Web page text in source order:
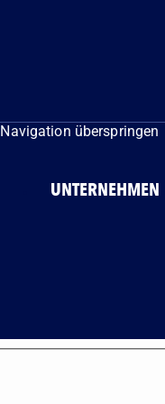
Navigation überspringen
UNTERNEHMEN